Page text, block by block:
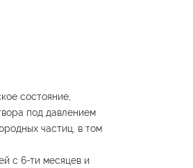
состояние,
под давлением
частиц, в том
с 6-ти месяцев и